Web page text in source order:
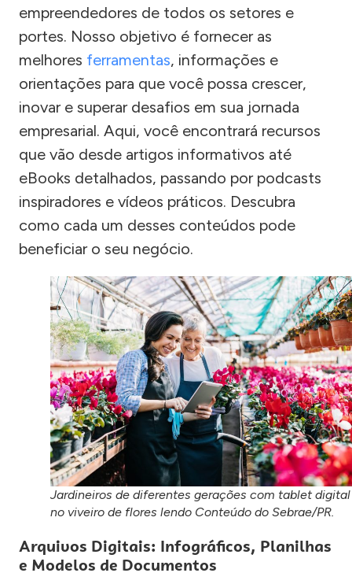
empreendedores de todos os setores e
portes. Nosso objetivo é fornecer as
melhores ferramentas, informações e
orientações para que você possa crescer,
inovar e superar desafios em sua jornada
empresarial. Aqui, você encontrará recursos
que vão desde artigos informativos até
eBooks detalhados, passando por podcasts
inspiradores e vídeos práticos. Descubra
como cada um desses conteúdos pode
beneficiar o seu negócio.
Jardineiros de diferentes gerações com tablet digital
no viveiro de flores lendo Conteúdo do Sebrae/PR.
Arquivos Digitais: Infográficos, Planilhas
e Modelos de Documentos